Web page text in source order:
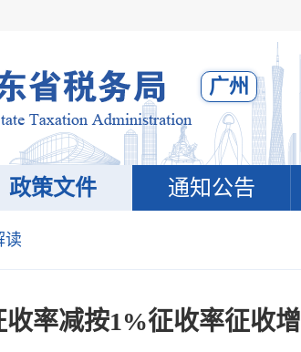
广州
政策文件 通知公告
读
率减按1%征收率征收